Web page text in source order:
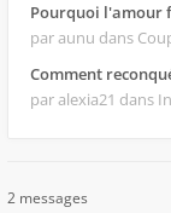
Pourquoi l'amour
par aunu dans
Comment
par alexia21 dans
2 messages